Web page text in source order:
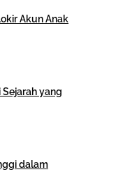
Akun Anak
Sejarah yang
dalam